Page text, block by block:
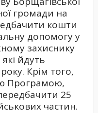
громади на
кошти
допомогу у
захиснику
йдуть
Крім того,
Програмою,
25
частин.